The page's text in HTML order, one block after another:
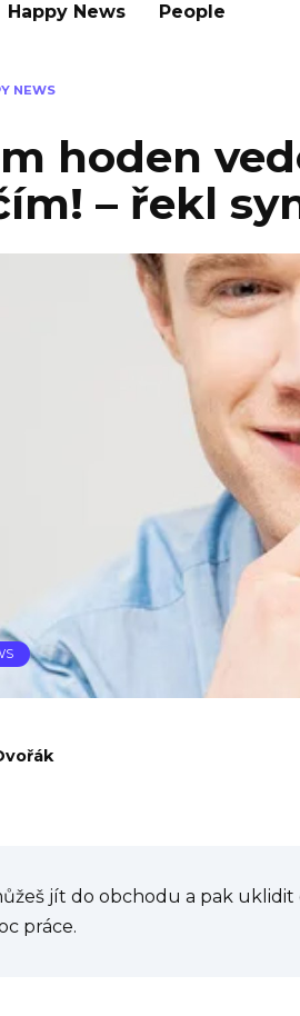
Happy News People
NEWS
hoden
– řekl
jít do obchodu a pak uklidit
práce.